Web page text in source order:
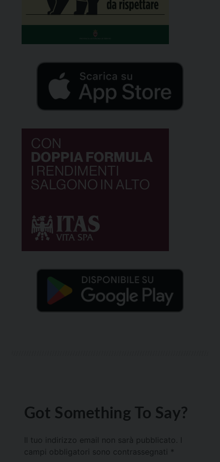
Got Something To Say?
Il tuo indirizzo email non sarà pubblicato.
campi obbligatori sono contrassegnati *